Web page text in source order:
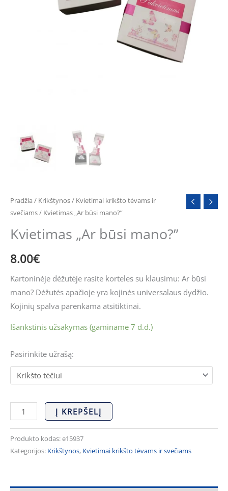
Pradžia / Krikštynos/ Kvietimai krikšto tėvams ir
svečiams/ Kvietimas „Ar būsi mano?”
Kvietimas „Ar būsi mano?”
8.00€
Kartoninėje dėžutėje rasite korteles su klausimu: Ar būsi
mano? Dėžutės apačioje yra kojinės universalaus dydžio.
Kojinių spalva parenkama atsitiktinai.
Išankstinis užsakymas (gaminame 7 d.d.)
Pasirinkite užrašą:
Į KREPŠELĮ
Produkto kodas:e15937
Kategorijos: Krikštynos, Kvietimai krikšto tėvams ir svečiams